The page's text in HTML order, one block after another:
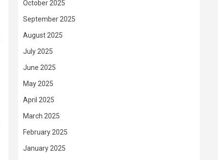
October 2025
September 2025
August 2025
July 2025
June 2025
May 2025
April 2025
March 2025
February 2025
January 2025